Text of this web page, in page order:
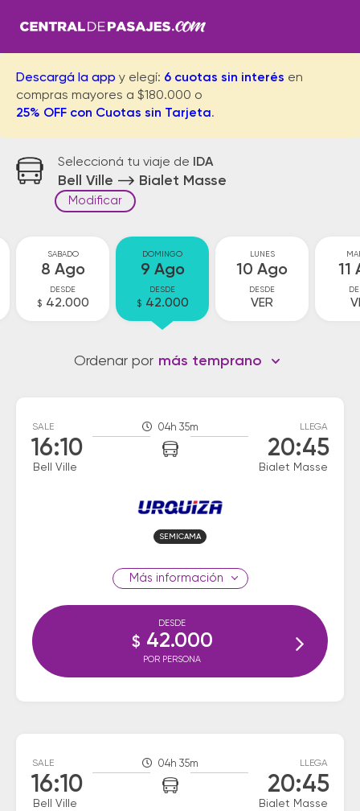
Descargá la app y elegí: 6 cuotas sin interés en
compras mayores a $180.000 o
25% OFF con Cuotas sin Tarjeta.
Seleccioná tu viaje de IDA
Bell Ville Bialet Masse
Modificar
SABADO
8 Ago
DESDE
$ 42.000
DOMINGO
9 Ago
DESDE
$ 42.000
LUNES
10 Ago
DESDE
VER
11
Ordenar por más temprano
SALE
16:10
Bell Ville
04h 35m LLEGA
20:45
Bialet Masse
SEMICAMA
información
DESDE
$ 42.000
POR PERSONA
SALE
16:10
Bell Ville
04h 35m LLEGA
20:45
Bialet Masse